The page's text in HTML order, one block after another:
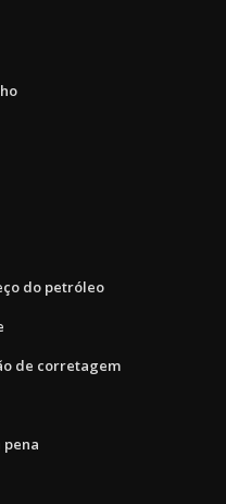
do petróleo
de corretagem
pena